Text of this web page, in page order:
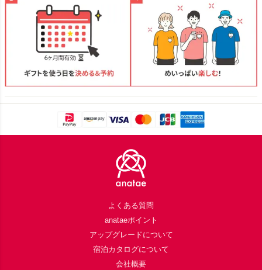
よくある質問
anataeポイント
アップグレードについて
宿泊カタログについて
会社概要